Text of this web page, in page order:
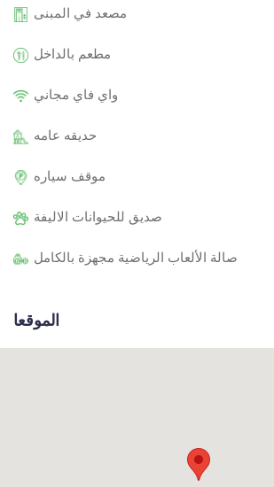
مصعد في المبنى
مطعم بالداخل
واي فاي مجاني
حديقه عامه
موقف سياره
صديق للحيوانات الاليفة
صالة الألعاب الرياضية مجهزة بالكامل
الموقعا